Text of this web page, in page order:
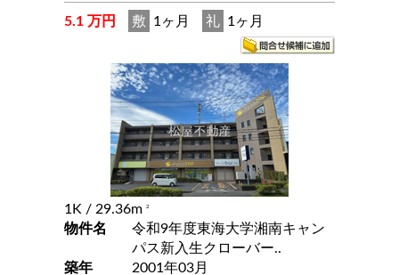
5.1 万円 敷 1ヶ月 礼 1ヶ月
1K / 29.36m 2
物件名
令和9年度東海大学湘南キャン
パス新入生クローバー..
築年
2001年03月